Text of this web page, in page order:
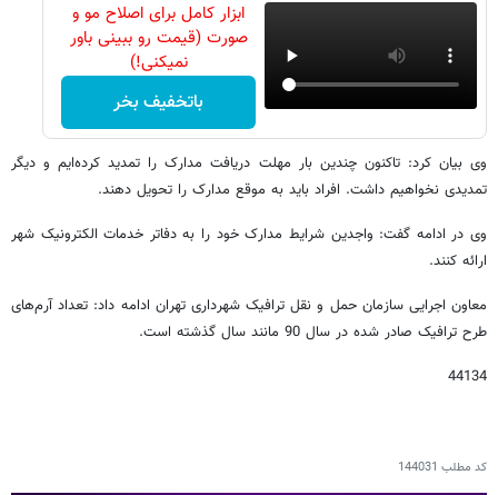
ابزار کامل برای اصلاح مو و
صورت (قیمت رو ببینی باور
نمیکنی!)
باتخفیف بخر
وی بیان کرد: تاکنون چندین بار مهلت دریافت مدارک را تمدید کرده‌ایم و دیگر
تمدیدی نخواهیم داشت. افراد باید به موقع مدارک را تحویل دهند.
وی در ادامه گفت: واجدین شرایط مدارک خود را به دفاتر خدمات الکترونیک شهر
ارائه ‌کنند.
معاون اجرایی سازمان حمل و نقل ترافیک شهرداری تهران ادامه داد: تعداد آرم‌های
طرح ترافیک صادر شده در سال 90 مانند سال گذشته است.
44134
کد مطلب 144031